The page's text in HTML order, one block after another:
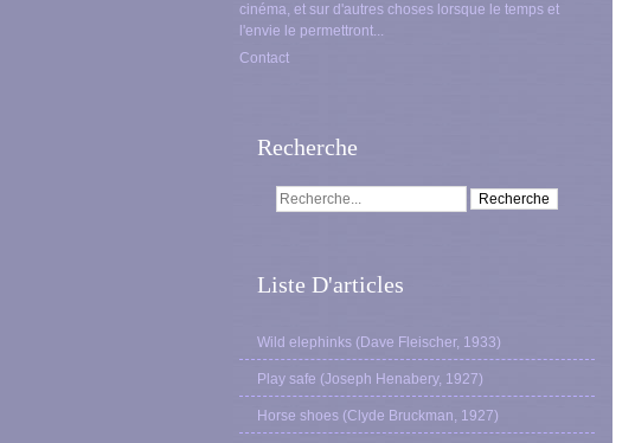
cinéma, et sur d'autres choses lorsque le temps et
l'envie le permettront...
Contact
Recherche
Liste D'articles
Wild elephinks (Dave Fleischer, 1933)
Play safe (Joseph Henabery, 1927)
Horse shoes (Clyde Bruckman, 1927)